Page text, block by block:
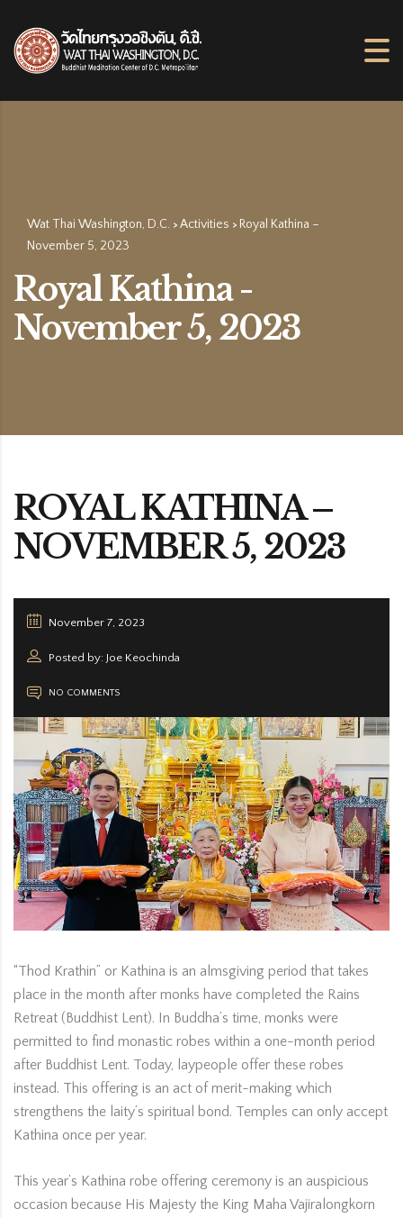
Royal Kathina -
November 5, 2023
Wat Thai Washington, D.C. > Activities > Royal Kathina –
November 5, 2023
ROYAL KATHINA –
NOVEMBER 5, 2023
November 7, 2023
Posted by: Joe Keochinda
NO COMMENTS
“Thod Krathin” or Kathina is an almsgiving period that takes
place in the month after monks have completed the Rains
Retreat (Buddhist Lent). In Buddha’s time, monks were
permitted to find monastic robes within a one-month period
after Buddhist Lent. Today, laypeople offer these robes
instead. This offering is an act of merit-making which
strengthens the laity’s spiritual bond. Temples can only accept
Kathina once per year.
This year’s Kathina robe offering ceremony is an auspicious
occasion because His Majesty the King Maha Vajiralongkorn